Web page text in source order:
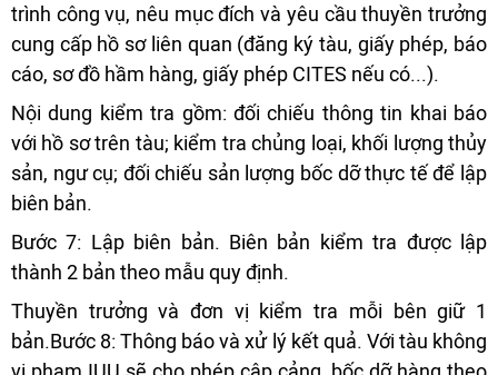
trình công vụ, nêu mục đích và yêu cầu thuyền trưởng
cung cấp hồ sơ liên quan (đăng ký tàu, giấy phép, báo
cáo, sơ đồ hầm hàng, giấy phép CITES nếu có...).
Nội dung kiểm tra gồm: đối chiếu thông tin khai báo
với hồ sơ trên tàu; kiểm tra chủng loại, khối lượng thủy
sản, ngư cụ; đối chiếu sản lượng bốc dỡ thực tế để lập
biên bản.
Bước 7: Lập biên bản. Biên bản kiểm tra được lập
thành 2 bản theo mẫu quy định.
Thuyền trưởng và đơn vị kiểm tra mỗi bên giữ 1
bản.Bước 8: Thông báo và xử lý kết quả. Với tàu không